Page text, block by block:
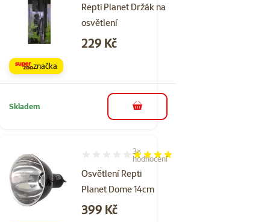
Repti Planet Držák na
osvětlení
Cena
229 Kč
značka
Skladem do košíku
Osvětlení Repti
Planet Dome 14cm
Hodnocení 80%, počet hodnocení: 3
3×
hodnocení
Cena
399 Kč